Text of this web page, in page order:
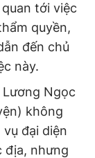
tới việc
quyền,
đến chủ
này.
Ngọc
không
đại diện
địa, nhưng